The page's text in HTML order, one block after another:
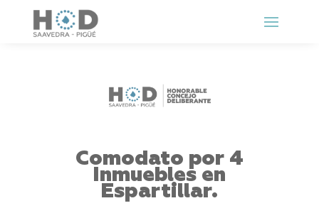
Comodato por 4
Inmuebles en
Espartillar.